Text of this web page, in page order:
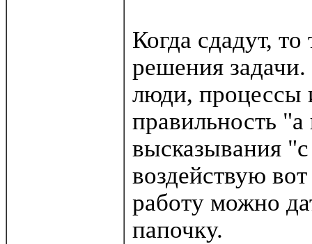
Когда сдадут,
решения
люди, процессы
правильность
высказывания
воздействую
работу можно
папочку.